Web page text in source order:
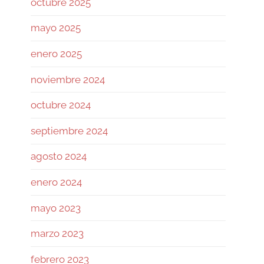
revisando si la base de su
José Siles | AI | Data
@josesilesdata
LÍMITE DE USO DIARIO."
Ramiro (Book&Trading)
@ramtraderbook
mayo 2025
enero 2025
noviembre 2024
octubre 2024
septiembre 2024
agosto 2024
enero 2024
mayo 2023
marzo 2023
febrero 2023